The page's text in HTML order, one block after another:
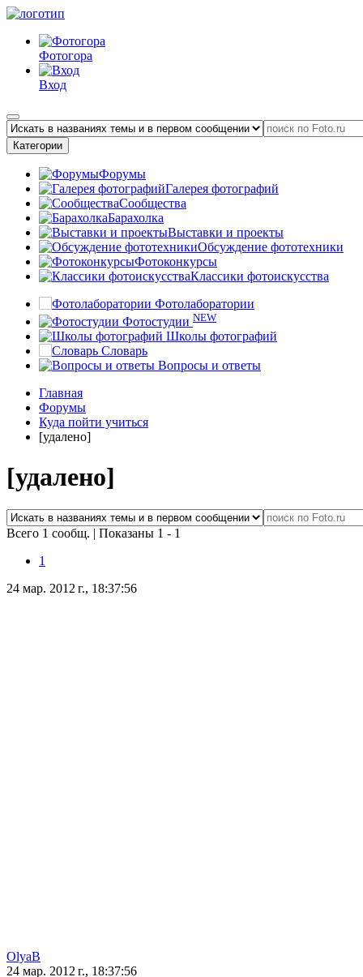
Фотогора
Вход
Категории
Форумы
Галерея фотографий
Сообщества
Барахолка
Выставки и проекты
Обсуждение фототехники
Фотоконкурсы
Классики фотоискусства
Фотолаборатории
Фотостудии NEW
Школы фотографий
Словарь
Вопросы и ответы
Главная
Форумы
Куда пойти учиться
[удалено]
[удалено]
Всего 1 сообщ. | Показаны 1 - 1
1
24 мар. 2012 г., 18:37:56
OlyaB
24 мар. 2012 г., 18:37:56